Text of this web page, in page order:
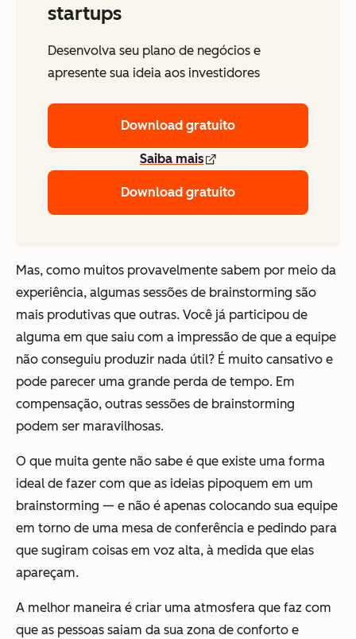
startups
Desenvolva seu plano de negócios e
apresente sua ideia aos investidores
Download gratuito
Saiba mais
Download gratuito
Mas, como muitos provavelmente sabem por meio da
experiência, algumas sessões de brainstorming são
mais produtivas que outras. Você já participou de
alguma em que saiu com a impressão de que a equipe
não conseguiu produzir nada útil? É muito cansativo e
pode parecer uma grande perda de tempo. Em
compensação, outras sessões de brainstorming
podem ser maravilhosas.
O que muita gente não sabe é que existe uma forma
ideal de fazer com que as ideias pipoquem em um
brainstorming — e não é apenas colocando sua equipe
em torno de uma mesa de conferência e pedindo para
que sugiram coisas em voz alta, à medida que elas
apareçam.
A melhor maneira é criar uma atmosfera que faz com
que as pessoas saiam da sua zona de conforto e